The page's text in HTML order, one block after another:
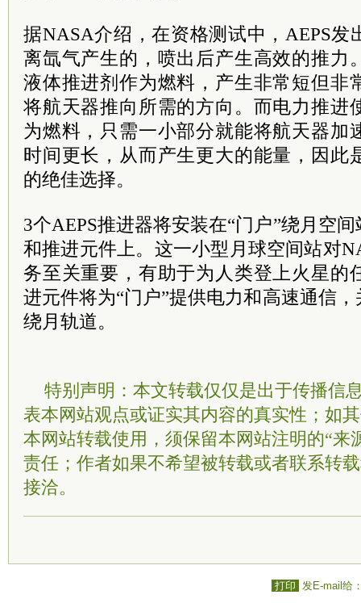
据NASA介绍，在资格测试中，AEPS发
离氙气产生的，喷出后产生高效的推力
液体推进剂作为燃料，产生非常短但非
将航天器推向所需的方向。而电力推进
为燃料，只需一小部分就能将航天器加
时间更长，从而产生更大的能量，因此
的绝佳选择。
3个AEPS推进器将安装在“门户”绕月空
和推进元件上。这一小型月球空间站对
务至关重要，有助于为人类登上火星的
进元件将为“门户”提供电力和高速通信
绕月轨道。
特别声明：本文转载仅仅是出于传播信
表本网站观点或证实其内容的真实性；如
本网站转载使用，须保留本网站注明的“来
责任；作者如果不希望被转载或者联系转
接洽。
打印 发E-mail给